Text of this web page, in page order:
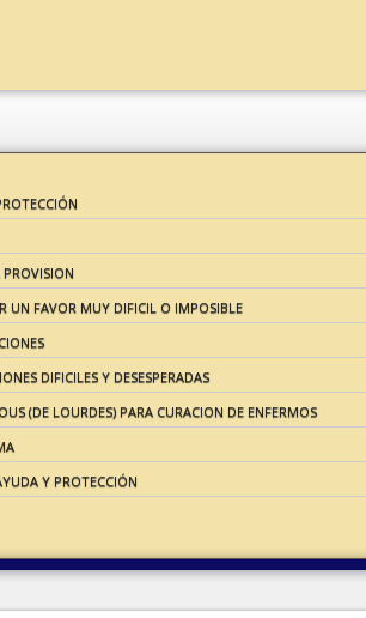
UN FAVOR MUY DIFICIL O IMPOSIBLE
DIFICILES Y DESESPERADAS
(DE LOURDES) PARA CURACION DE ENFERMOS
Y PROTECCIÓN